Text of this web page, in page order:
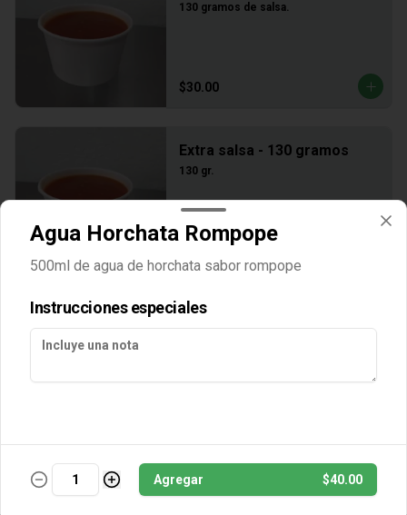
130 gramos de salsa.
$30.00
Extra salsa - 130 gramos
130 gr.
Conócenos
Agua Horchata Rompope
500ml de agua de horchata sabor rompope
Instrucciones especiales
Agregar $40.00